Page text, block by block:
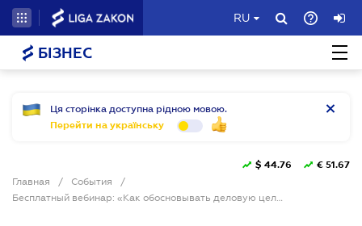
RU
БІЗНЕС
Ця сторінка доступна рідною мовою.
Перейти на українську
Главная / События
/
Бесплатный вебинар: «Как обосновывать деловую цель операций: практический подход»
$ 44.76 € 51.67